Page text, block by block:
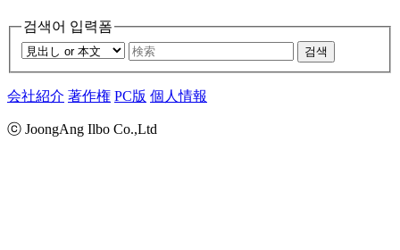
검색어 입력폼
검색
会社紹介 著作権 PC版 個人情報
ⓒ JoongAng Ilbo Co.,Ltd